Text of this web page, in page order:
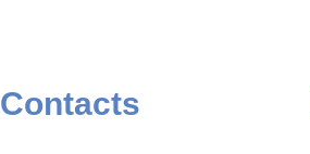
Contacts